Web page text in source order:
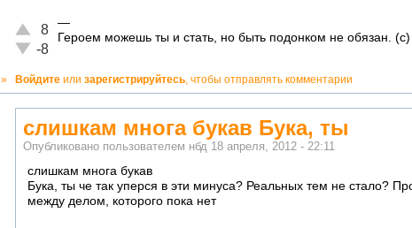
Отлично!
8
Неадекватно!
-8
—
Героем можешь ты и стать, но быть подонком не обязан. (с)
» Войдите или зарегистрируйтесь, чтобы отправлять комментарии
слишкам многа букав Бука, ты
Опубликовано пользователем нбд 18 апреля, 2012 - 22:11
слишкам многа букав
Бука, ты че так уперся в эти минуса? Реальных тем не стало?
между делом, которого пока нет